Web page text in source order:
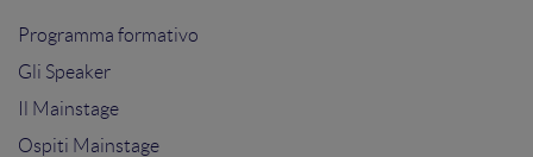
Programma formativo
Gli Speaker
Il Mainstage
Ospiti Mainstage